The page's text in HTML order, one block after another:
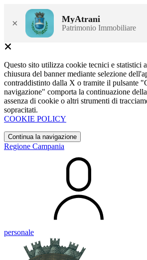
× MyAtrani
Patrimonio Immobiliare
Questo sito utilizza cookie tecnici e statistici
chiusura del banner mediante selezione
contraddistinto dalla X o tramite il pulsante
navigazione" comporta la continuazione
assenza di cookie o altri strumenti di
sopracitati.
COOKIE POLICY
Continua la navigazione
Regione Campania
personale